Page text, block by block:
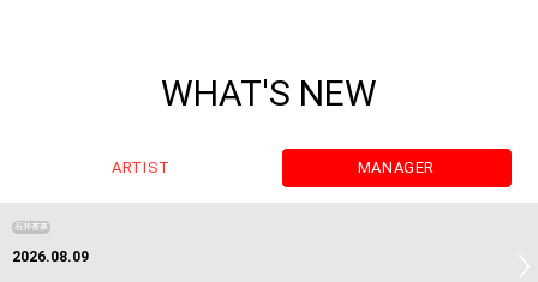
WHAT'S NEW
ARTIST MANAGER
石井杏奈
2026.08.09